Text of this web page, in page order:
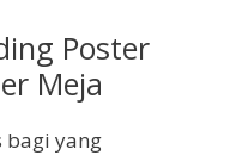
Poster
Meja
bagi yang